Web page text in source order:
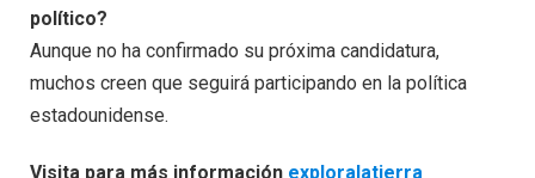
político?
Aunque no ha confirmado su próxima candidatura,
muchos creen que seguirá participando en la política
estadounidense.
Visita para más información exploralatierra